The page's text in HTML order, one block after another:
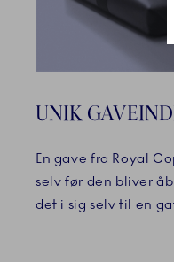
UNIK
En gave fra Royal
selv før den bliver
det i sig selv til en